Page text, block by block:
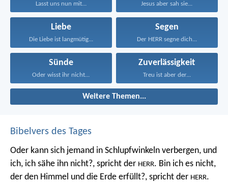
Lasst uns nun mit... Jesus aber sah sie...
Liebe
Die Liebe ist langmütig...
Segen
Der HERR segne dich...
Sünde
Oder wisst ihr nicht...
Zuverlässigkeit
Treu ist aber der...
Weitere Themen...
Bibelvers des Tages
Oder kann sich jemand in Schlupfwinkeln verbergen, und
ich, ich sähe ihn nicht?, spricht der HERR. Bin ich es nicht,
der den Himmel und die Erde erfüllt?, spricht der HERR.